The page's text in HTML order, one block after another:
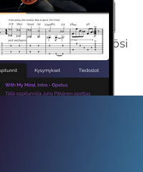
sisältömme käyttöösi